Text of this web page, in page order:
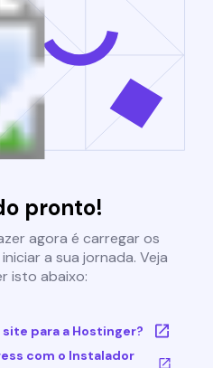
pronto!
agora é carregar os
a sua jornada. Veja
isto abaixo:
para a Hostinger?
com o Instalador